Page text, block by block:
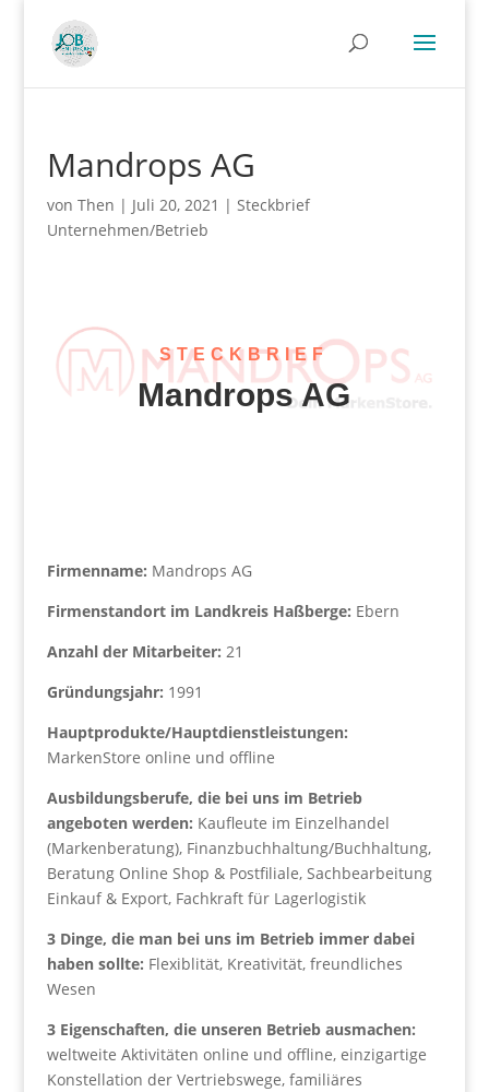
Mandrops AG
von Then | Juli 20, 2021 | Steckbrief
Unternehmen/Betrieb
STECKBRIEF
Mandrops AG
Firmenname: Mandrops AG
Firmenstandort im Landkreis Haßberge: Ebern
Anzahl der Mitarbeiter: 21
Gründungsjahr: 1991
Hauptprodukte/Hauptdienstleistungen:
MarkenStore online und offline
Ausbildungsberufe, die bei uns im Betrieb
angeboten werden: Kaufleute im Einzelhandel
(Markenberatung), Finanzbuchhaltung/Buchhaltung,
Beratung Online Shop & Postfiliale, Sachbearbeitung
Einkauf & Export, Fachkraft für Lagerlogistik
3 Dinge, die man bei uns im Betrieb immer dabei
haben sollte: Flexiblität, Kreativität, freundliches
Wesen
3 Eigenschaften, die unseren Betrieb ausmachen:
weltweite Aktivitäten online und offline, einzigartige
Konstellation der Vertriebswege, familiäres